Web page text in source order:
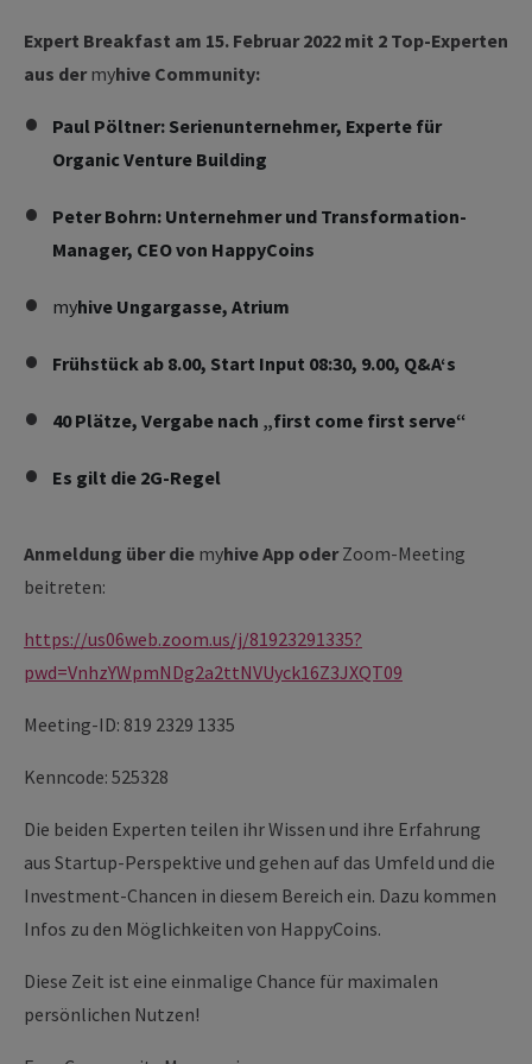
Expert Breakfast am 15. Februar 2022 mit 2 Top-Experten
aus dermyhive Community:
Paul Pöltner: Serienunternehmer, Experte für
Organic Venture Building
Peter Bohrn: Unternehmer und Transformation-
Manager, CEO von HappyCoins
myhive Ungargasse, Atrium
Frühstück ab 8.00, Start Input 08:30, 9.00, Q&A‘s
40 Plätze, Vergabe nach „first come first serve“
Es gilt die 2G-Regel
Anmeldung über die myhive App oderZoom-Meeting
beitreten:
https://us06web.zoom.us/j/81923291335?
pwd=VnhzYWpmNDg2a2ttNVUyck16Z3JXQT09
Meeting-ID: 819 2329 1335
Kenncode: 525328
Die beiden Experten teilen ihr Wissen und ihre Erfahrung
aus Startup-Perspektive und gehen auf das Umfeld und die
Investment-Chancen in diesem Bereich ein. Dazu kommen
Infos zu den Möglichkeiten von HappyCoins.
Diese Zeit ist eine einmalige Chance für maximalen
persönlichen Nutzen!